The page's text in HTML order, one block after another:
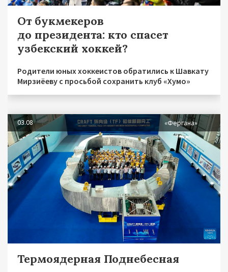
От букмекеров
до президента: кто спасет
узбекский хоккей?
Родители юных хоккеистов обратились к Шавкату
Мирзиёеву с просьбой сохранить клуб «Хумо»
03.08 «Фергана»
Термоядерная Поднебесная